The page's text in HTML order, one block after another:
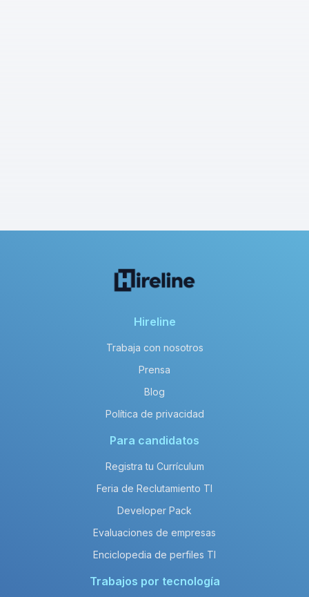
Hireline
Trabaja con nosotros
Prensa
Blog
Política de privacidad
Para candidatos
Registra tu Currículum
Feria de Reclutamiento TI
Developer Pack
Evaluaciones de empresas
Enciclopedia de perfiles TI
Trabajos por tecnología